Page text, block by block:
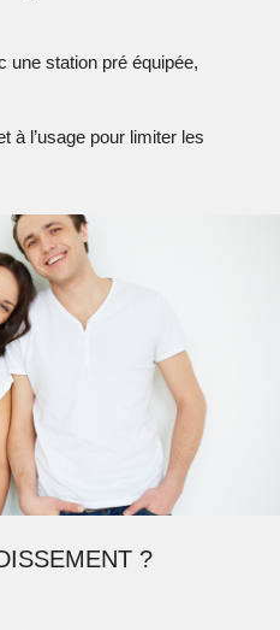
une station pré équipée,
à l’usage pour limiter les
?